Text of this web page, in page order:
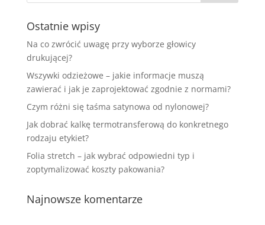
Ostatnie wpisy
Na co zwrócić uwagę przy wyborze głowicy
drukującej?
Wszywki odzieżowe – jakie informacje muszą
zawierać i jak je zaprojektować zgodnie z normami?
Czym różni się taśma satynowa od nylonowej?
Jak dobrać kalkę termotransferową do konkretnego
rodzaju etykiet?
Folia stretch – jak wybrać odpowiedni typ i
zoptymalizować koszty pakowania?
Najnowsze komentarze